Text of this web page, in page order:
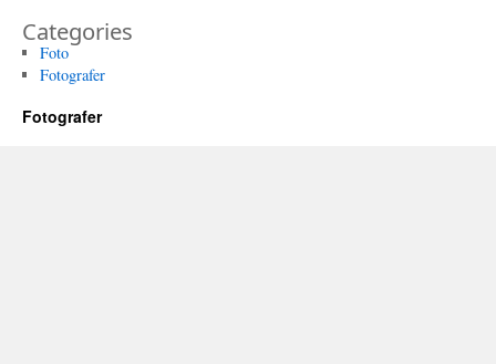
Categories
Foto
Fotografer
Fotografer